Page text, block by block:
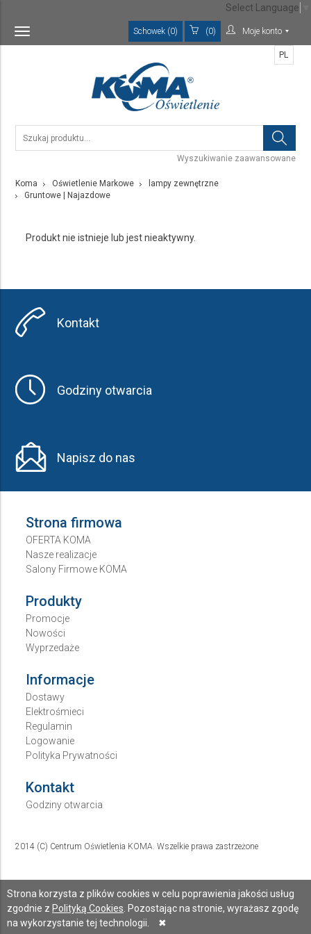
Toggle
navigation
Strona korzysta z plików cookies w celu poprawienia jakości usług
zgodnie z Polityką Cookies . Pozostając na stronie, wyrażasz zgodę
na wykorzystanie tej technologii.
✖
Schowek (0) (0) Moje konto
Wyszukiwanie zaawansowane
PL
Koma Oświetlenie Markowe
lampy zewnętrzne
Gruntowe | Najazdowe
Produkt nie istnieje lub jest nieaktywny.
Kontakt
Godziny otwarcia
Napisz do nas
Strona firmowa
OFERTA KOMA
Nasze realizacje
Salony Firmowe KOMA
Produkty
Promocje
Nowości
Wyprzedaże
Informacje
Dostawy
Elektrośmieci
Regulamin
Logowanie
Polityka Prywatności
Kontakt
Godziny otwarcia
2014 (C) Centrum Oświetlenia KOMA. Wszelkie prawa zastrzeżone
Select Language